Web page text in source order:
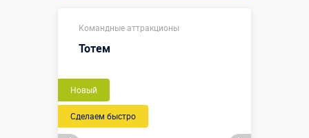
Командные аттракционы
Тотем
Новый
Сделаем быстро